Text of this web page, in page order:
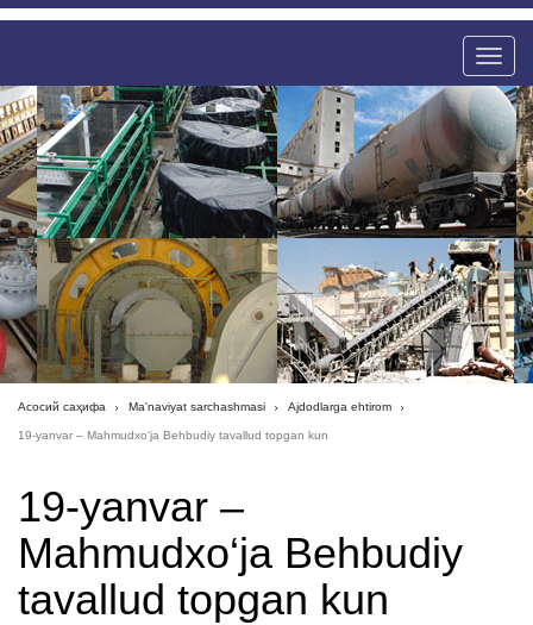
Toggle
Асосий саҳифа Ma'naviyat sarchashmasi Ajdodlarga ehtirom
19-yanvar – Mahmudxo‘ja Behbudiy tavallud topgan kun
19-yanvar –
Mahmudxo‘ja Behbudiy
tavallud topgan kun